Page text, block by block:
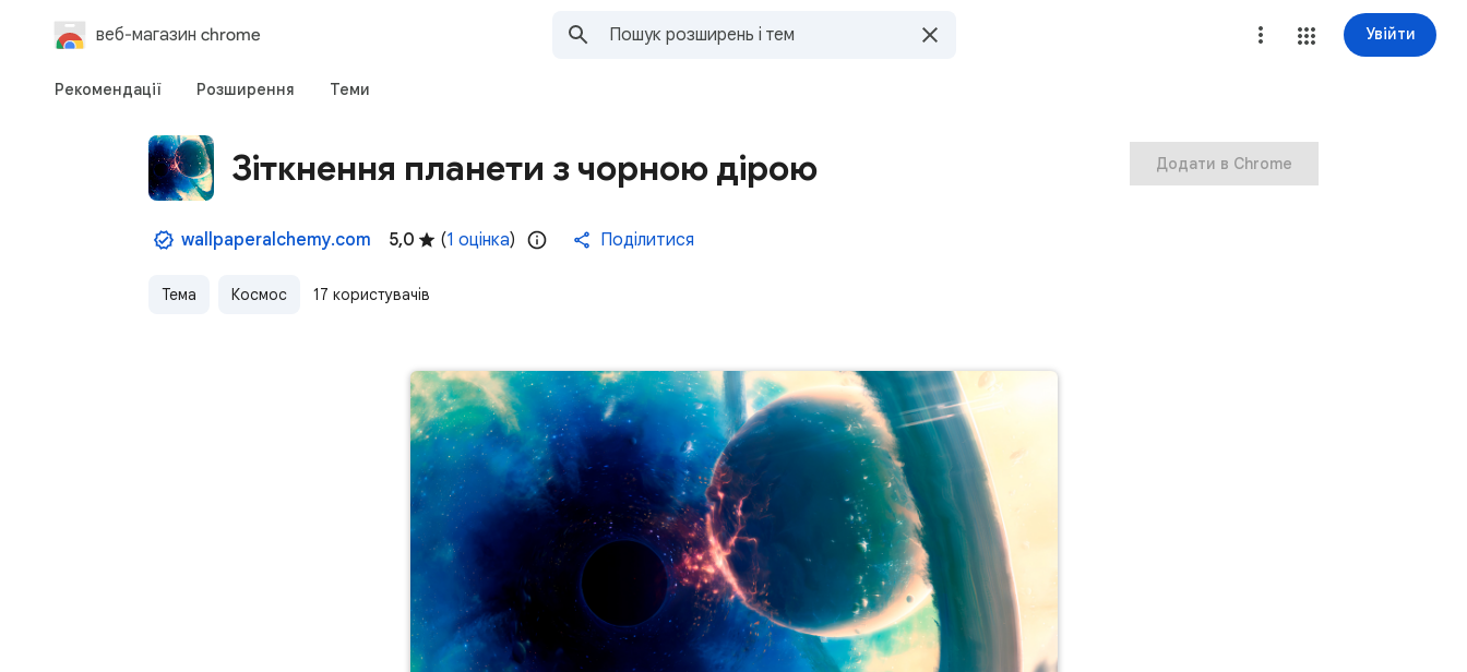
веб-магазин chrome Увійти
Рекомендації Розширення Теми
Зіткнення планети з чорною дірою
wallpaperalchemy.com 5,0 (1 оцінка) Поділитися
Тема Космос 17 користувачів
Додати в Chrome